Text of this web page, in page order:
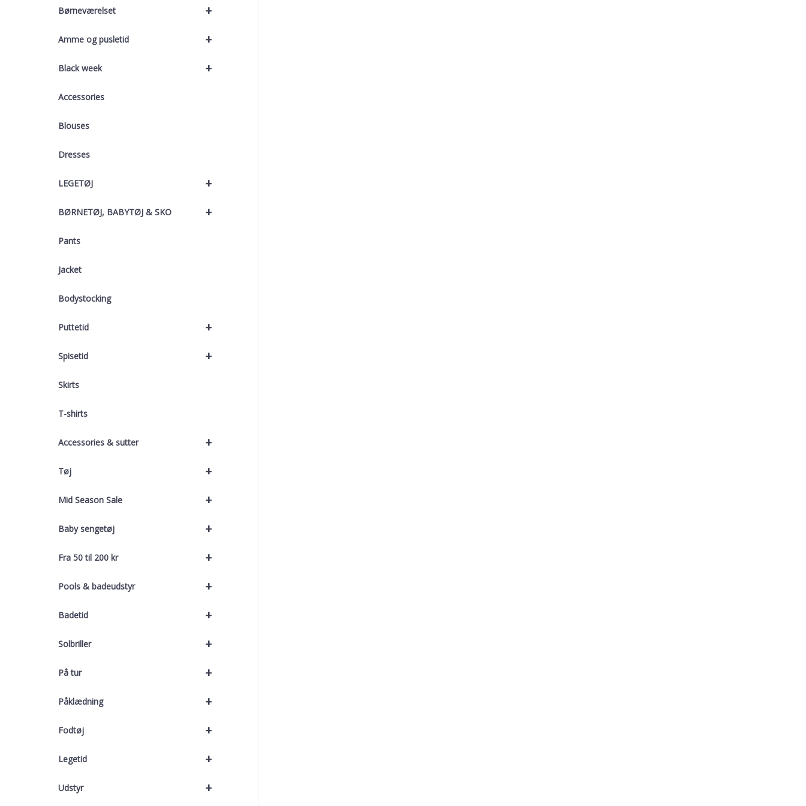
+
Børneværelset
+
Amme og pusletid
+
Black week
Accessories
Blouses
Dresses
+
LEGETØJ
+
BØRNETØJ, BABYTØJ & SKO
Pants
Jacket
Bodystocking
+
Puttetid
+
Spisetid
Skirts
T-shirts
+
Accessories & sutter
+
Tøj
+
Mid Season Sale
+
Baby sengetøj
+
Fra 50 til 200 kr
+
Pools & badeudstyr
+
Badetid
+
Solbriller
+
På tur
+
Påklædning
+
Fodtøj
+
Legetid
+
Udstyr